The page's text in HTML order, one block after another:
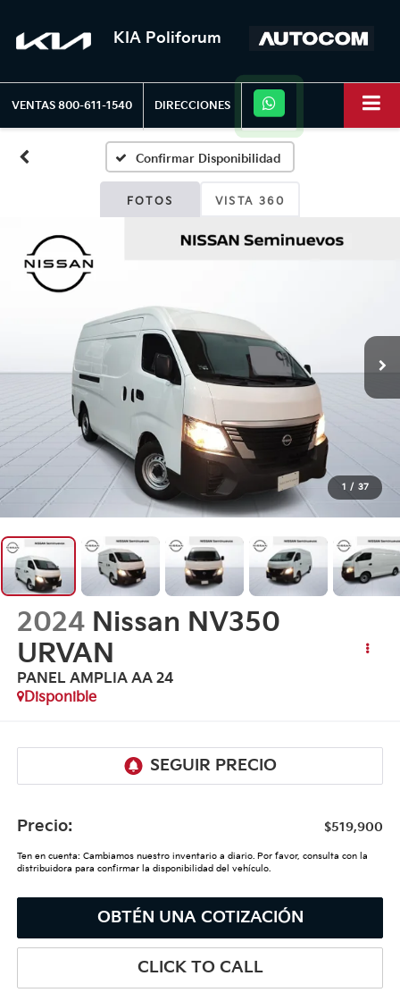
KIA Poliforum
VENTAS 800-611-1540 DIRECCIONES
Confirmar Disponibilidad
FOTOS VISTA 360
1 / 37
2024 Nissan NV350
URVAN
PANEL AMPLIA AA 24
Disponible
Precio: $519,900
Ten en cuenta: Cambiamos nuestro inventario a diario. Por favor, consulta con la
distribuidora para confirmar la disponibilidad del vehículo.
OBTÉN UNA COTIZACIÓN
CLICK TO CALL